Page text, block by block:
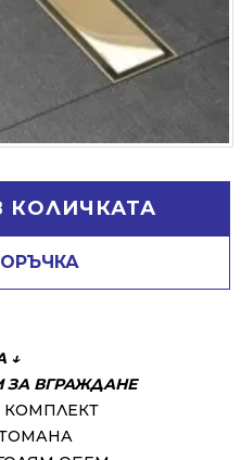
КОЛИЧКАТА
↓
ЗА ВГРАЖДАНЕ